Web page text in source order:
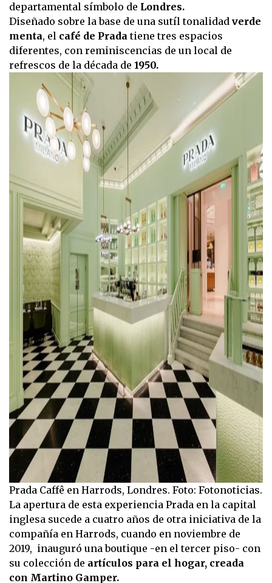
departamental símbolo de Londres.
Diseñado sobre la base de una sutíl tonalidad verde
menta, el café de Pradatiene tres espacios
diferentes, con reminiscencias de un local de
refrescos de la década de 1950.
Prada Caffê en Harrods, Londres. Foto: Fotonoticias.
La apertura de esta experiencia Prada en la capital
inglesa sucede a cuatro años de otra iniciativa de la
compañía en Harrods, cuando en noviembre de
2019, inauguró una boutique -en el tercer piso- con
su colección de artículos para el hogar, creada
con Martino Gamper.